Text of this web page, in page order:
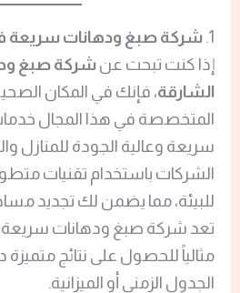
1. شركة صبغ ودهانات سريعة
إذا كنت تبحث عنشركة صبغ
الشارقة، فإنك في المكان
المتخصصة في هذا المجال
سريعة وعالية الجودة للمنازل
الشركات باستخدام تقنيات
للبيئة، مما يضمن لك تجديد
تعد شركة صبغ ودهانات سريعة
مثالياً للحصول على نتائج متميزة
الجدول الزمني أو الميزانية.